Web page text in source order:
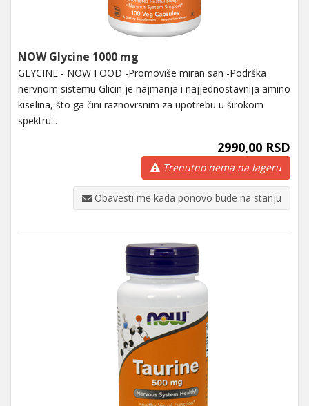
NOW Glycine 1000 mg
GLYCINE - NOW FOOD -Promoviše miran san -Podrška
nervnom sistemu Glicin je najmanja i najjednostavnija amino
kiselina, što ga čini raznovrsnim za upotrebu u širokom
spektru...
2990,00 RSD
Trenutno nema na lageru
Obavesti me kada ponovo bude na stanju